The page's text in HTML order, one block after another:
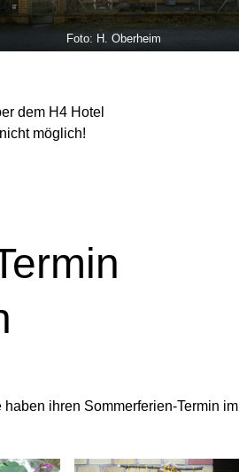
Foto: H. Oberheim
dem H4 Hotel
möglich!
ihren Sommerferien-Termin im